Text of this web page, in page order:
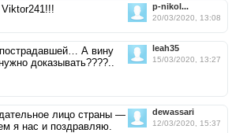
p-nikol...
20/03/2020, 13:08
leah35
15/03/2020, 13:27
А вину
доказывать????..
dewassari
12/03/2020, 15:37
лицо страны —
я нас и поздравляю.